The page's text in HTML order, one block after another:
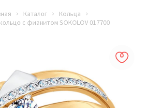
Каталог
Кольца
с фианитом SOKOLOV 017700